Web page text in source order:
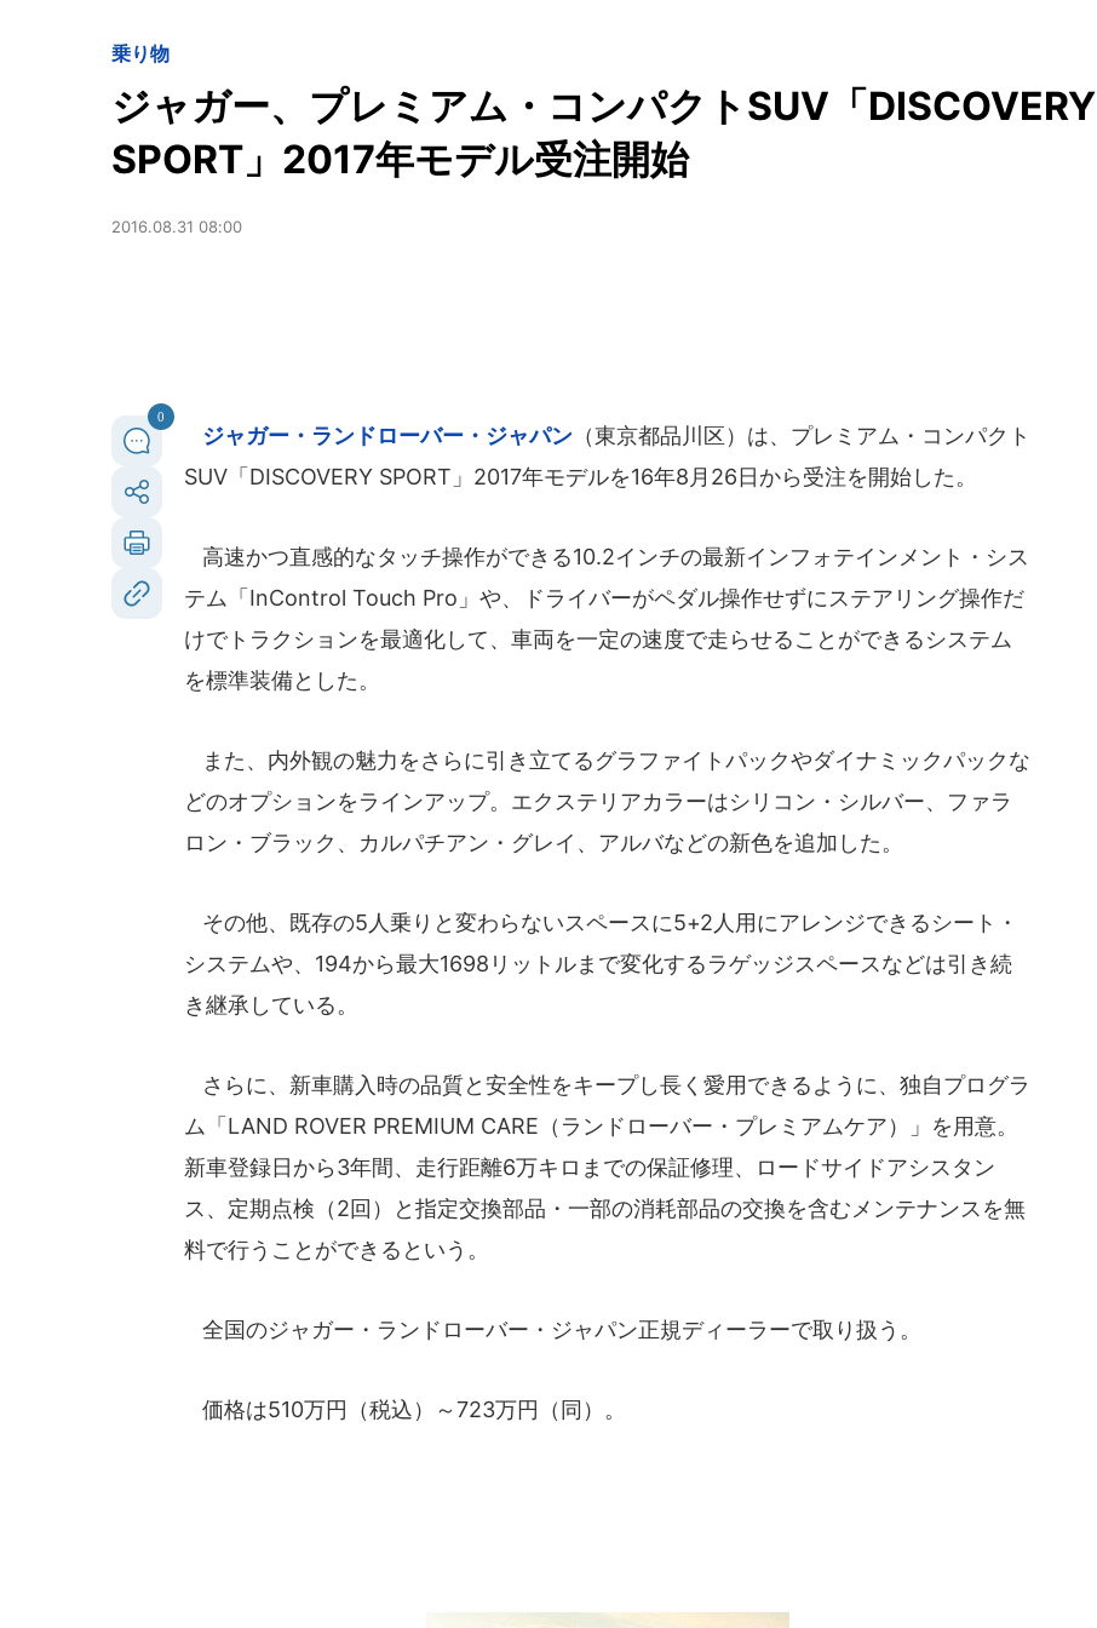
乗り物
ジャガー、プレミアム・コンパクトSUV「DISCOVERY
SPORT」2017年モデル受注開始
2016.08.31 08:00
0
ジャガー・ランドローバー・ジャパン （東京都品川区）は、プレミアム・コンパクト
SUV「DISCOVERY SPORT」2017年モデルを16年8月26日から受注を開始した。
高速かつ直感的なタッチ操作ができる10.2インチの最新インフォテインメント・シス
テム「InControl Touch Pro」や、ドライバーがペダル操作せずにステアリング操作だ
けでトラクションを最適化して、車両を一定の速度で走らせることができるシステム
を標準装備とした。
また、内外観の魅力をさらに引き立てるグラファイトパックやダイナミックパックな
どのオプションをラインアップ。エクステリアカラーはシリコン・シルバー、ファラ
ロン・ブラック、カルパチアン・グレイ、アルバなどの新色を追加した。
その他、既存の5人乗りと変わらないスペースに5+2人用にアレンジできるシート・
システムや、194から最大1698リットルまで変化するラゲッジスペースなどは引き続
き継承している。
さらに、新車購入時の品質と安全性をキープし長く愛用できるように、独自プログラ
ム「LAND ROVER PREMIUM CARE（ランドローバー・プレミアムケア）」を用意。
新車登録日から3年間、走行距離6万キロまでの保証修理、ロードサイドアシスタン
ス、定期点検（2回）と指定交換部品・一部の消耗部品の交換を含むメンテナンスを無
料で行うことができるという。
全国のジャガー・ランドローバー・ジャパン正規ディーラーで取り扱う。
価格は510万円（税込）～723万円（同）。